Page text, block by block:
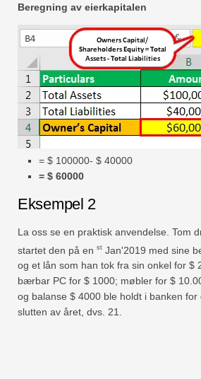
Beregning av eierkapitalen
= $ 100000- $ 40000
= $ 60000
Eksempel 2
La oss se en praktisk anvendelse. Tom
startet den på en st Jan'2019 med sine
og et lån som han tok fra sin onkel for $
bærbar PC for $ 1000; møbler for $
og balanse $ 4000 ble holdt i banken for
slutten av året, dvs. 21.